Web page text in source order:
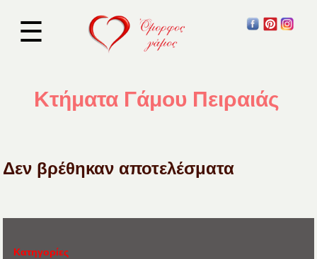
☰
Κτήματα Γάμου Πειραιάς
Δεν βρέθηκαν αποτελέσματα
Κατηγορίες